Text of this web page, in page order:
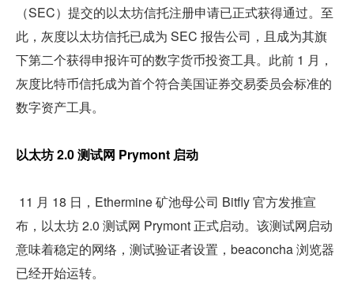
（SEC）提交的以太坊信托注册申请已正式获得通过。至
此，灰度以太坊信托已成为 SEC 报告公司，且成为其旗
下第二个获得申报许可的数字货币投资工具。此前 1 月，
灰度比特币信托成为首个符合美国证券交易委员会标准的
数字资产工具。
以太坊 2.0 测试网 Prymont 启动
布，以太坊 2.0 测试网 Prymont 正式启动。该测试网启动
意味着稳定的网络，测试验证者设置，beaconcha 浏览器
已经开始运转。